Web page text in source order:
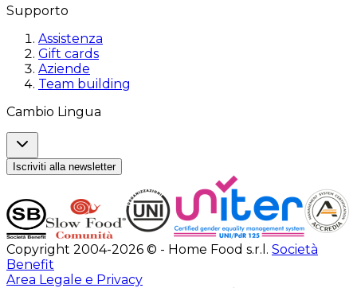
Supporto
Assistenza
Gift cards
Aziende
Team building
Cambio Lingua
Iscriviti alla newsletter
Copyright 2004-2026 © - Home Food s.r.l. Società
Benefit
Area Legale e Privacy